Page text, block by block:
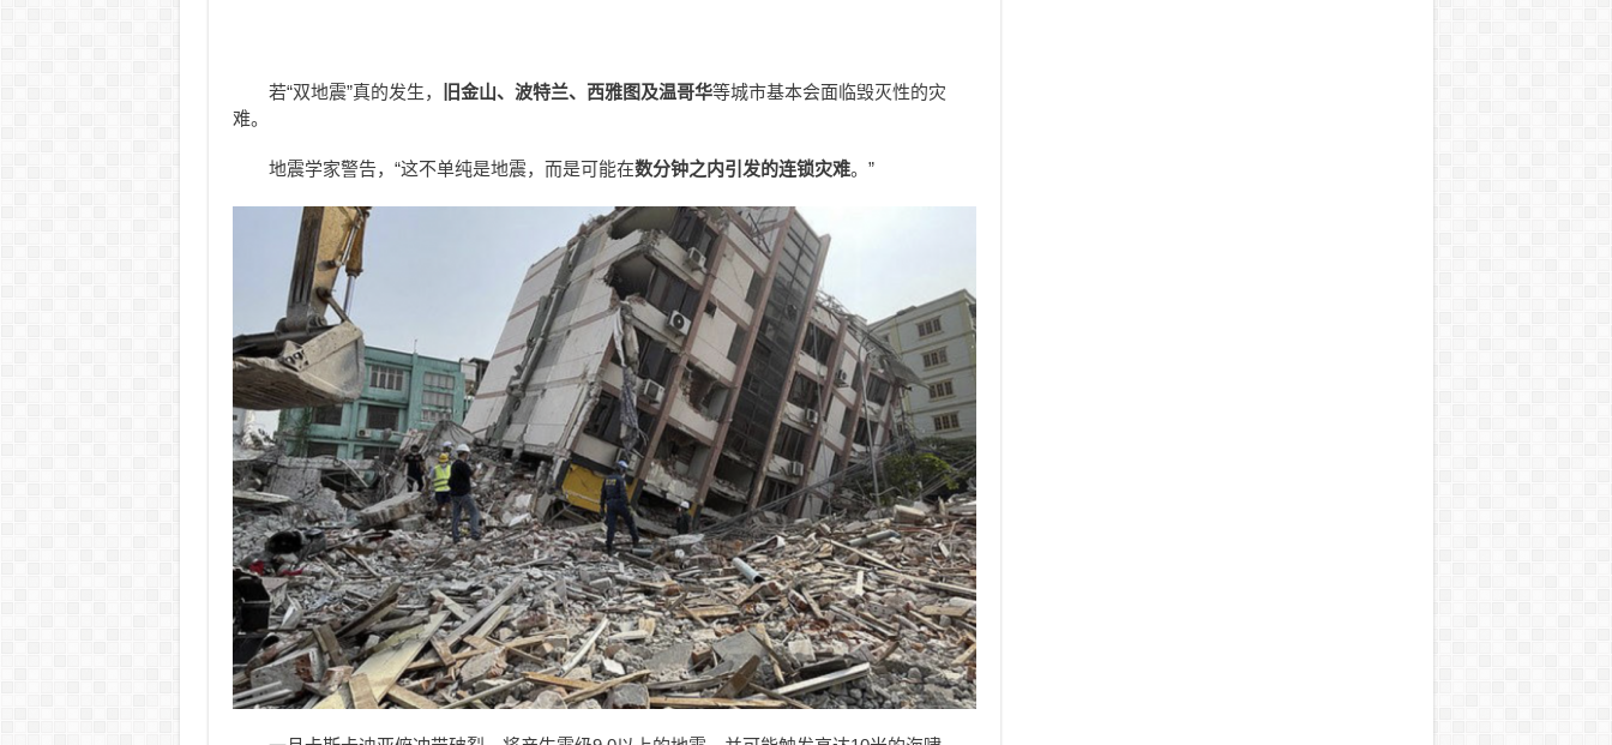
若“双地震”真的发生， 旧金山、波特兰、西雅图及温哥华等城市基本会面临毁灭性的灾
难。
地震学家警告，“这不单纯是地震，而是可能在数分钟之内引发的连锁灾难。”